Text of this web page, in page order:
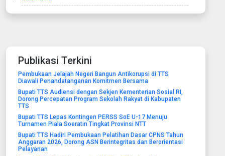
Publikasi Terkini
Pembukaan Jelajah Negeri Bangun Antikorupsi di TTS
Diawali Penandatanganan Komitmen Bersama
Bupati TTS Audiensi dengan Sekjen Kementerian Sosial RI,
Dorong Percepatan Program Sekolah Rakyat di Kabupaten
TTS
Bupati TTS Lepas Kontingen PERSS SoE U-17 Menuju
Turnamen Piala Soeratin Tingkat Provinsi NTT
Bupati TTS Hadiri Pembukaan Pelatihan Dasar CPNS Tahun
Anggaran 2026, Dorong ASN Berintegritas dan Berorientasi
Pelayanan